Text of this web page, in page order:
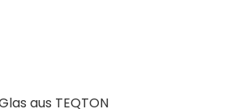
aus TEQTON